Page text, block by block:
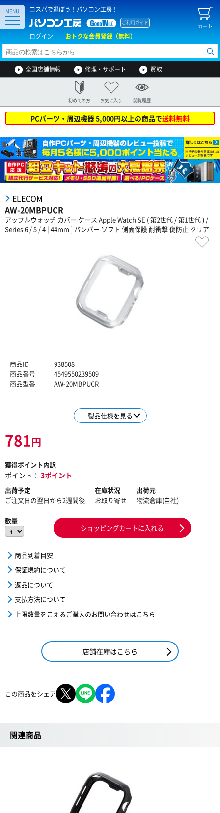
コスパで選ぼう！パソコン工房！
カート
ご利用ガイド
ログイン おトクな会員登録（無料）
MENU
全国店舗情報 修理・サポート 買取
初めての方 お気に入り 閲覧履歴
PCパーツ・周辺機器 5,000円以上の商品で送料無料
ELECOM
AW-20MBPUCR
アップルウォッチ カバー ケース Apple Watch SE ( 第2世代 / 第1世代 ) /
Series 6 / 5 / 4 [ 44mm ] バンパー ソフト 側面保護 耐衝撃 傷防止 クリア
商品ID
938508
商品番号
4549550239509
商品型番
AW-20MBPUCR
製品仕様を見る
781円
獲得ポイント内訳
ポイント： 3ポイント
出荷予定
ご注文日の翌日から2週間後
在庫状況
お取り寄せ
出荷元
物流倉庫(自社)
数量
ショッピングカートに入れる
商品到着目安
保証規約について
返品について
支払方法について
上限数量をこえるご購入のお問い合わせはこちら
店舗在庫はこちら
この商品をシェア
関連商品